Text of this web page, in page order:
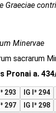
Graeciae
Minervae
sacrarum
Pronai a.
293 IG I³ 294
297 IG I³ 298